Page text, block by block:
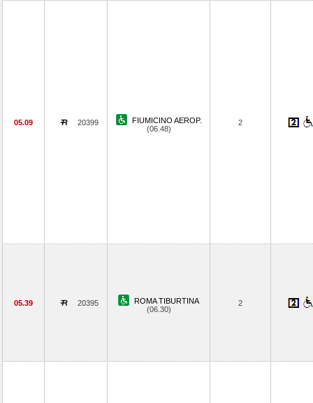
05.09 20399
FIUMICINO AEROP.
(06.48)
2
05.39 20395
ROMA TIBURTINA
(06.30)
2